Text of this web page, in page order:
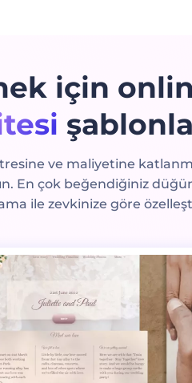
için
ve maliyetine
En çok beğendiğiniz
ile zevkinize göre